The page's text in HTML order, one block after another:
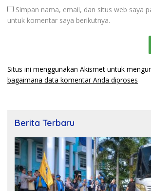
Simpan nama, email, dan situs web saya
untuk komentar saya berikutnya.
Situs ini menggunakan Akismet untuk
bagaimana data komentar Anda diproses
Berita Terbaru